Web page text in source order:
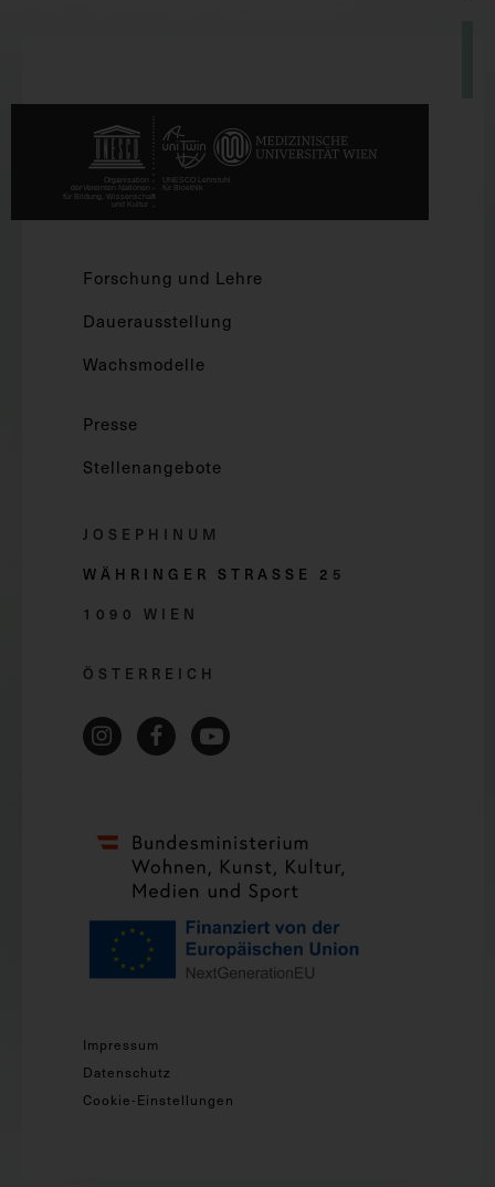
Forschung und Lehre
Dauerausstellung
Wachsmodelle
Presse
Stellenangebote
JOSEPHINUM
WÄHRINGER STRASSE 2 5
1090 WIEN
ÖSTERREICH
Impressum
Datenschutz
Cookie-Einstellungen